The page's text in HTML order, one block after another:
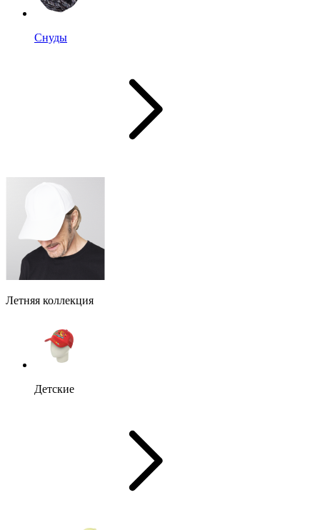
Снуды
Летняя коллекция
Детские